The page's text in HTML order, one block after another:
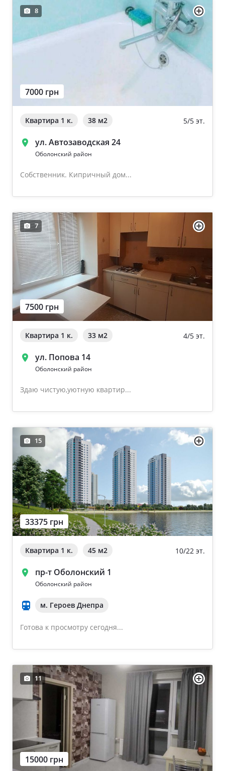
8
7000 грн
Квартира 1 к. 38 м2 5/5 эт.
ул. Автозаводская 24
Оболонский район
Собственник. Кипричный дом...
7
7500 грн
Квартира 1 к. 33 м2 4/5 эт.
ул. Попова 14
Оболонский район
Здаю чистую,уютную квартир...
15
33375 грн
Квартира 1 к. 45 м2 10/22 эт.
пр-т Оболонский 1
Оболонский район
м. Героев Днепра
Готова к просмотру сегодня...
11
15000 грн